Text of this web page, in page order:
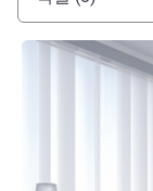
세부 정보 보기